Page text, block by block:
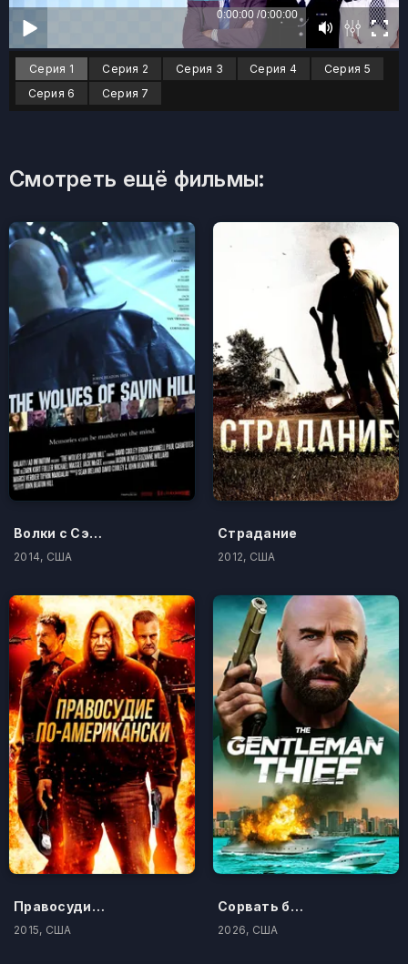
Серия 1 Серия 2 Серия 3 Серия 4
Серия 5
Серия 6
Серия 7
Смотреть ещё фильмы:
Волки с Сэйвин-Хилл
2014, США
Страдание
2012, США
Правосудие по-американски
2015, США
Сорвать банк 3: Вор-джентльмен
2026, США